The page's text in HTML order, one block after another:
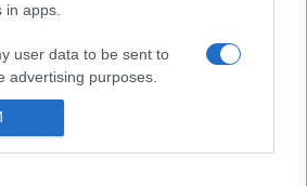
in apps.
user data to be sent to
advertising purposes.
to send me
MEGOSZTÁS